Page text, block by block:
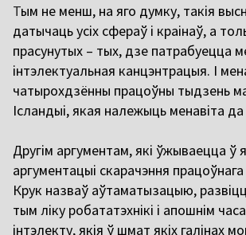
Тым не менш, на яго думку, такія
датычаць усіх сфераў і краінаў, а
прасунутых – тых, дзе патрабуецца
інтэлектуальная канцэнтрацыя. І
чатырохдзённы працоўны тыдзень
Ісландыі, якая належыць менавіта да
Другім аргументам, які ўжываецца ў
аргументацыі скарачэння
Крук назваў аўтаматызацыю,
тым ліку робататэхнікі і апошнім
інтэлекту, якія ў шмат якіх галінах